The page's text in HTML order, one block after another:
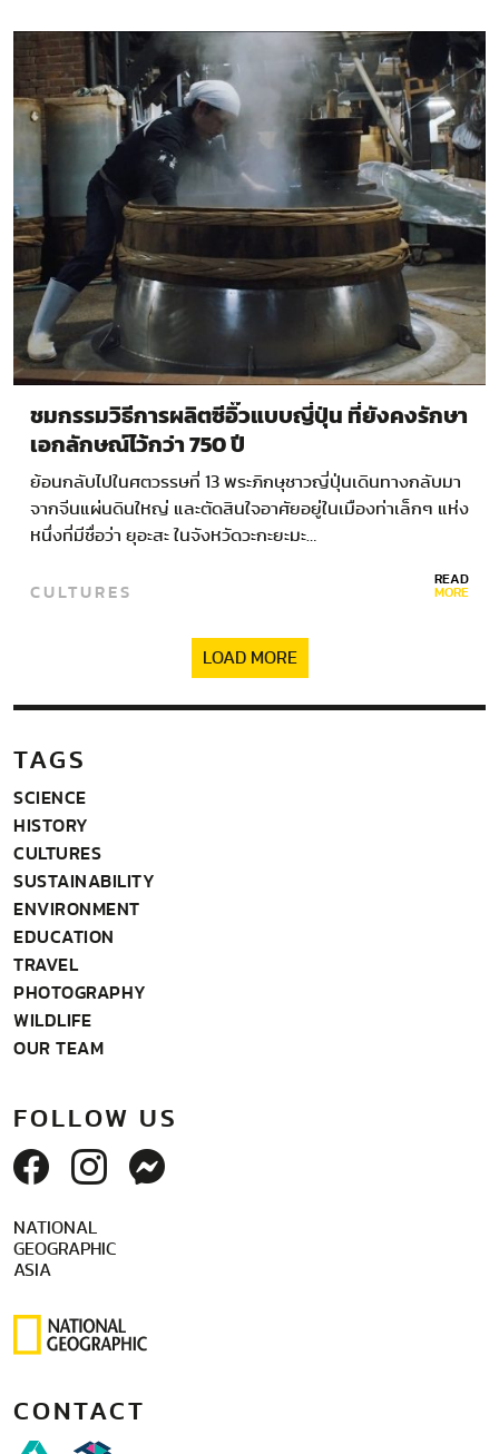
ชมกรรมวิธีการผลิตซีอิ๊วแบบญี่ปุ่น ที่ยังคงรักษา
เอกลักษณ์ไว้กว่า 750 ปี
ย้อนกลับไปในศตวรรษที่ 13 พระภิกษุชาวญี่ปุ่นเดินทางกลับมา
จากจีนแผ่นดินใหญ่ และตัดสินใจอาศัยอยู่ในเมืองท่าเล็กๆ แห่ง
หนึ่งที่มีชื่อว่า ยุอะสะ ในจังหวัดวะกะยะมะ…
CULTURES READ
MORE
LOAD MORE
TAGS
SCIENCE
HISTORY
CULTURES
SUSTAINABILITY
ENVIRONMENT
EDUCATION
TRAVEL
PHOTOGRAPHY
WILDLIFE
OUR TEAM
FOLLOW US
NATIONAL
GEOGRAPHIC
ASIA
CONTACT